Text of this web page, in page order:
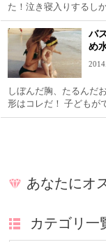
た！泣き寝入りするし
バ
め
しぼんだ胸、たるんだ
形はコレだ！ 子どもが
あなたにオ
カテゴリ一